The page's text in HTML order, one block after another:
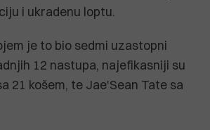
i ukradenu loptu.
je to bio sedmi uzastopni
12 nastupa, najefikasniji su
21 košem, te Jae'Sean Tate sa